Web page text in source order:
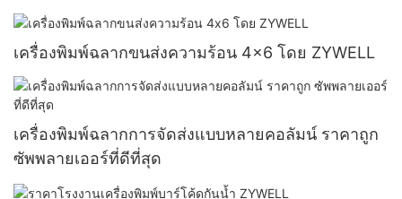
ZY3310 นิ้วเครื่องพิมพ์สติ๊กเกอร์บาร์โค้ด USB USB
เครื่องพิมพ์ฉลากขนส่งความร้อน 4x6 โดย ZYWELL
เครื่องพิมพ์ฉลากการจัดส่งแบบหลายคอลัมน์ ราคาถูก
ซัพพลายเออร์ที่ดีที่สุด